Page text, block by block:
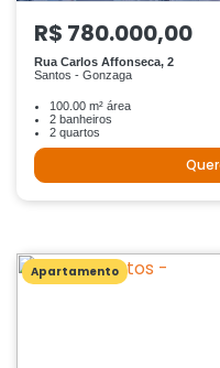
R$ 780.000,00
Rua Carlos Affonseca, 2
Santos - Gonzaga
100.00 m² área
2 banheiros
2 quartos
Apartamento